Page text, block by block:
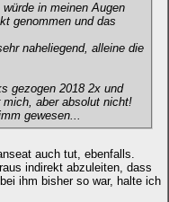
in meinen Augen
genommen und das
naheliegend, alleine die
gezogen 2018 2x und
aber absolut nicht!
gewesen...
auch tut, ebenfalls.
indirekt abzuleiten, dass
ihm bisher so war, halte ich